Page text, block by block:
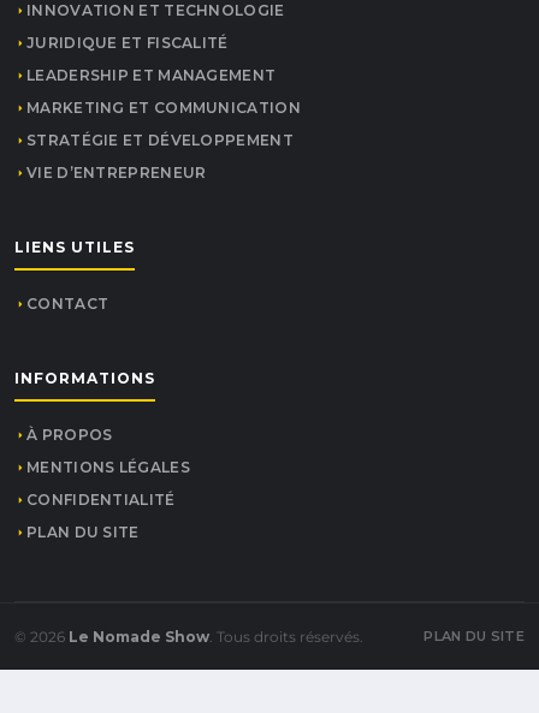
INNOVATION ET TECHNOLOGIE
JURIDIQUE ET FISCALITÉ
LEADERSHIP ET MANAGEMENT
MARKETING ET COMMUNICATION
STRATÉGIE ET DÉVELOPPEMENT
VIE D’ENTREPRENEUR
LIENS UTILES
CONTACT
INFORMATIONS
À PROPOS
MENTIONS LÉGALES
CONFIDENTIALITÉ
PLAN DU SITE
© 2026 Le Nomade Show. Tous droits réservés. PLAN DU SITE